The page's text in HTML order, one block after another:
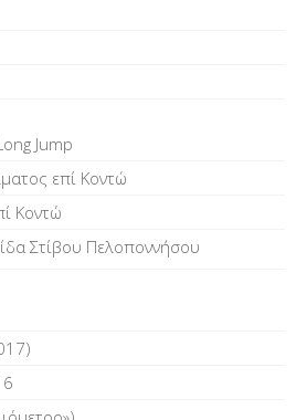
Jump
επί Kοντώ
Κοντώ
Στίβου Πελοποννήσου